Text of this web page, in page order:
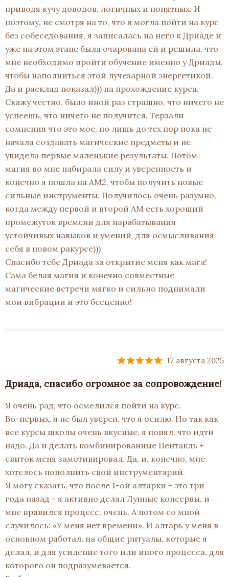
приводя кучу доводов, логичных и понятных. И
поэтому, не смотря на то, что я могла пойти на курс
без собеседования, я записалась на него к Дриаде и
уже на этом этапе была очарована ей и решила, что
мне необходимо пройти обучение именно у Дриады,
чтобы наполниться этой лучезарной энергетикой.
Да и расклад показал))) на прохождение курса.
Скажу честно, было иной раз страшно, что ничего не
успеешь, что ничего не получится. Терзали
сомнения что это мое, но лишь до тех пор пока не
начала создавать магические предметы и не
увидела первые маленькие результаты. Потом
магия во мне набирала силу и уверенность и
конечно я пошла на АМ2, чтобы получить новые
сильные инструменты. Получилось очень разумно,
когда между первой и второй АМ есть хороший
промежуток времени для нарабатывания
устойчивых навыков и умений, для осмысливания
себя в новом ракурсе)))
Спасибо тебе Дриада за открытие меня как мага!
Сама белая магия и конечно совместные
магические встречи мягко и сильно поднимали
мои вибрации и это бесценно!
17 августа 2025
Дриада, спасибо огромное за сопровождение!
Я очень рад, что осмелился пойти на курс.
Во-первых, я не был уверен, что я осилю. Но так как
все курсы школы очень вкусные, я понял, что идти
надо. Да и делать комбинированные Пентакль +
свиток меня замотивировал. Да, и, конечно, мне
хотелось пополнить свой инструментарий.
Я могу сказать, что после 1-ой алтарки - это три
года назад - я активно делал Лунные консервы, и
мне нравился процесс, очень. А потом со мной
случилось: «У меня нет времени». И алтарь у меня в
основном работал, на общие ритуалы, которые я
делал, и для усиление того или иного процесса, для
которого он подразумевается.